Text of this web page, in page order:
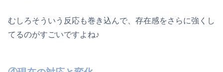
むしろそういう反応も巻き込んで、存在感をさらに強くし
てるのがすごいですよね♪